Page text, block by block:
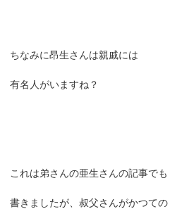
ちなみに昂生さんは親戚には
有名人がいますね？
これは弟さんの亜生さんの記事でも
書きましたが、叔父さんがかつての